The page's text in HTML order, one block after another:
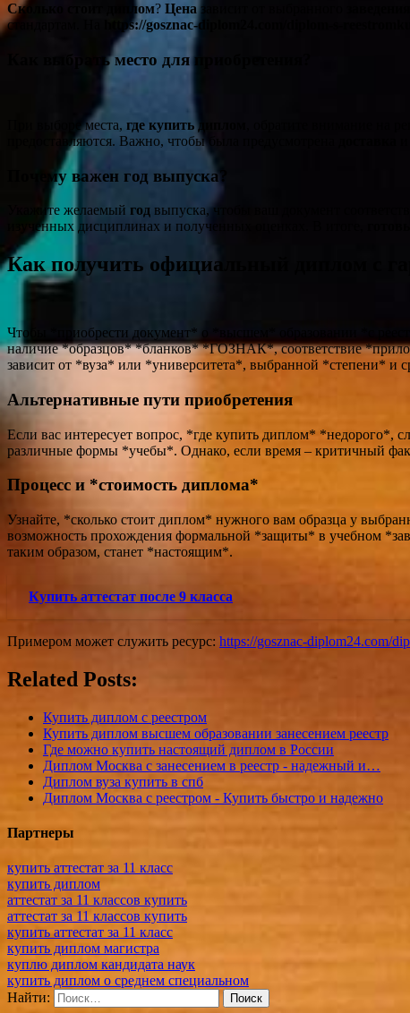
Сколько стоит диплом? Цена зависит от выбранного
стандартам. На
https://gosznac-diplom24.com/diplom-s-
Как выбрать место для приобретения?
При выборе места, где купить диплом
предоставляются. Важно, чтобы была предусмотрена
Почему важен год выпуска?
Укажите желаемый год выпуска, чтобы ваш документ
изученных дисциплинах и полученных оценках. В итоге,
Как получить официальный диплом с
Чтобы *приобрести документ* о *высшем* образовании *с
наличие *образцов* *бланков* *ГОЗНАК*, соответствие
зависит от *вуза* или *университета*, выбранной *степени* и
Альтернативные пути приобретения
Если вас интересует вопрос, *где купить диплом*
различные формы *учебы*. Однако, если время – критичный
Процесс и *стоимость диплома*
Узнайте, *сколько стоит диплом* нужного вам образца у
возможность прохождения формальной *защиты* в учебном
таким образом, станет *настоящим*.
Купить аттестат после 9 класса
Примером может служить ресурс: https://gosznac-diplom24.com/
Related Posts:
Купить диплом с реестром
Купить диплом высшем образовании занесением реестр
Где можно купить настоящий диплом в России
Диплом Москва с занесением в реестр - надежный и…
Диплом вуза купить в спб
Диплом Москва с реестром - Купить быстро и надежно
Партнеры
купить аттестат за 11 класс
купить диплом
аттестат за 11 классов купить
аттестат за 11 классов купить
купить аттестат за 11 класс
купить диплом магистра
куплю диплом кандидата наук
купить диплом о среднем специальном
Найти: